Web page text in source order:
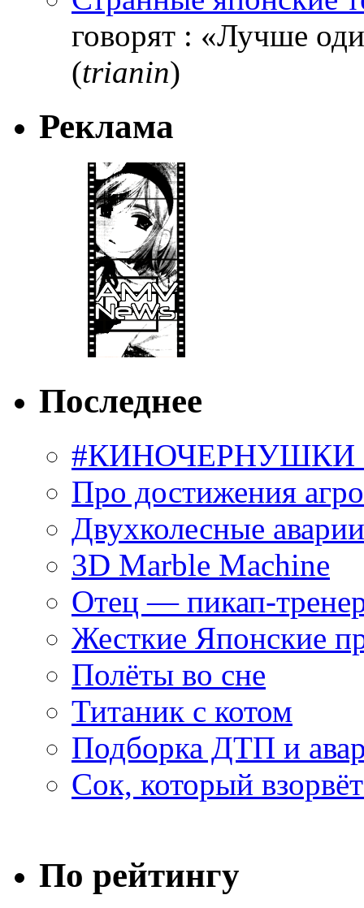
говорят : «Лучше
(trianin)
Реклама
Последнее
#КИНОЧЕРНУШКИ
Про достижения
Двухколесные
3D Marble Machine
Отец — пикап-
Жесткие Японские
Полёты во сне
Титаник с котом
Подборка ДТП и
Сок, который
По рейтингу